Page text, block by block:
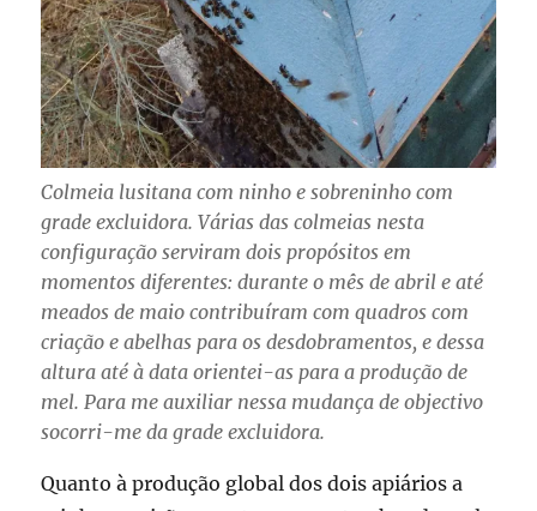
Colmeia lusitana com ninho e sobreninho com
grade excluidora. Várias das colmeias nesta
configuração serviram dois propósitos em
momentos diferentes: durante o mês de abril e até
meados de maio contribuíram com quadros com
criação e abelhas para os desdobramentos, e dessa
altura até à data orientei-as para a produção de
mel. Para me auxiliar nessa mudança de objectivo
socorri-me da grade excluidora.
Quanto à produção global dos dois apiários a